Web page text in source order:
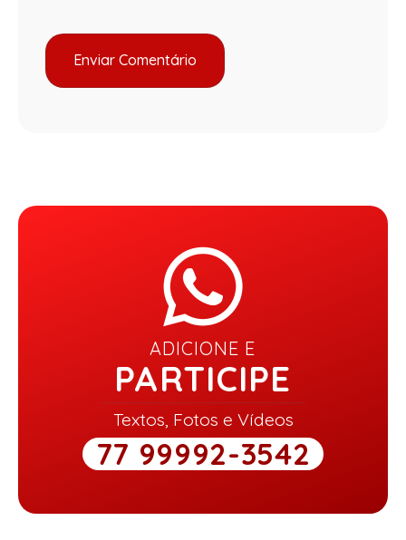
ADICIONE E
PARTICIPE
Textos, Fotos e Vídeos
77 99992-3542